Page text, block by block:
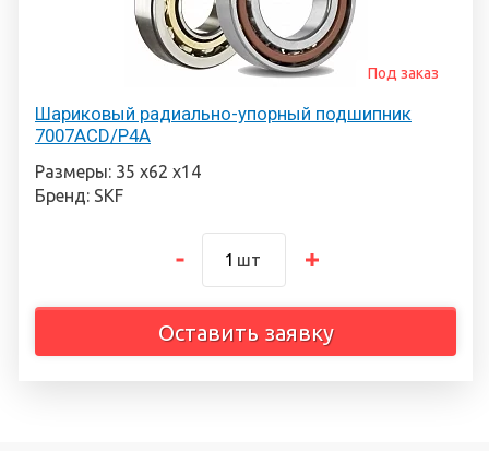
Шариковый радиально-упорный подшипник
7007ACD/P4A
Под заказ
Размеры: 35 х62 х14
Бренд: SKF
шт
Оставить заявку